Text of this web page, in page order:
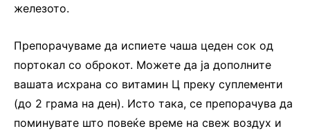
железото.
Препорачуваме да испиете чаша цеден сок од
портокал со оброкот. Можете да ја дополните
вашата исхрана со витамин Ц преку суплементи
(до 2 грама на ден). Исто така, се препорачува да
поминувате што повеќе време на свеж воздух и